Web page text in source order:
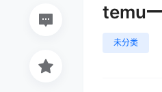
temu
未分类